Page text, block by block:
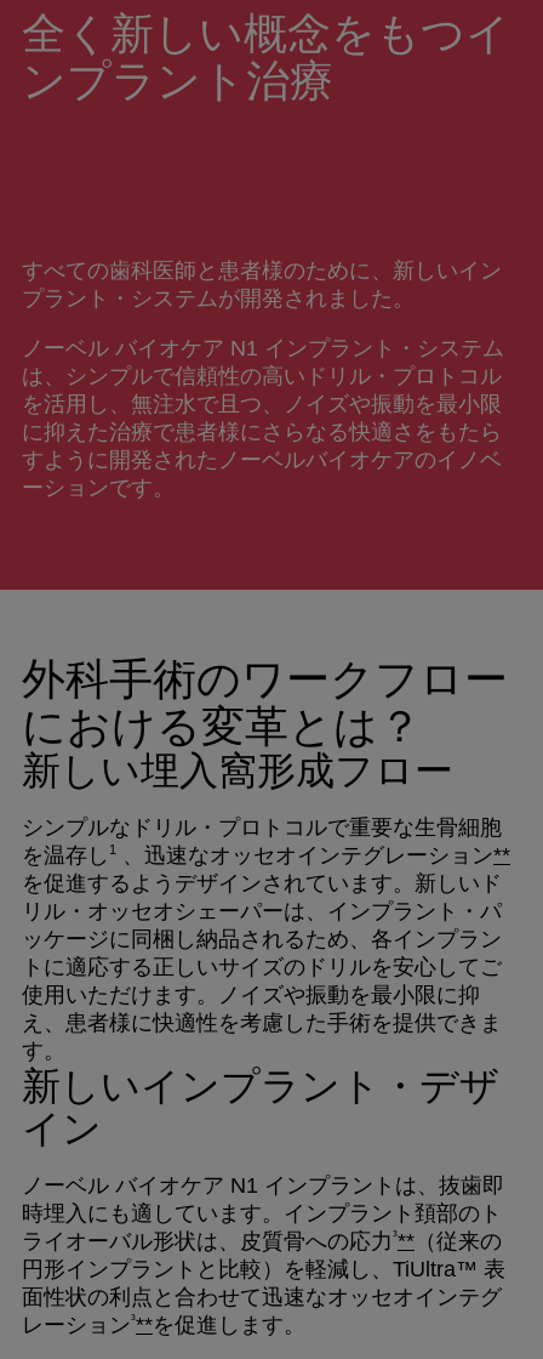
全く新しい概念をもつイ
ンプラント治療
すべての歯科医師と患者様のために、新しいイン
プラント・システムが開発されました。
ノーベル バイオケア N1 インプラント・システム
は、シンプルで信頼性の高いドリル・プロトコル
を活用し、無注水で且つ、ノイズや振動を最小限
に抑えた治療で患者様にさらなる快適さをもたら
すように開発されたノーベルバイオケアのイノベ
ーションです。
外科手術のワークフロー
における変革とは？
新しい埋入窩形成フロー
シンプルなドリル・プロトコルで重要な生骨細胞
を温存し 1 、迅速なオッセオインテグレーション**
を促進するようデザインされています。新しいド
リル・オッセオシェーパーは、インプラント・パ
ッケージに同梱し納品されるため、各インプラン
トに適応する正しいサイズのドリルを安心してご
使用いただけます。ノイズや振動を最小限に抑
え、患者様に快適性を考慮した手術を提供できま
す。
新しいインプラント・デザ
イン
ノーベル バイオケア N1 インプラントは、抜歯即
時埋入にも適しています。インプラント頚部のト
ライオーバル形状は、皮質骨への応力³** （従来の
円形インプラントと比較）を軽減し、TiUltra™ 表
面性状の利点と合わせて迅速なオッセオインテグ
レーション³**を促進します。